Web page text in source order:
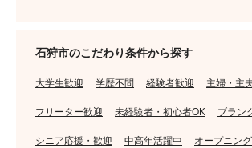
石狩市のこだわり条件から探す
大学生歓迎 学歴不問 経験者歓迎 主婦・主
フリーター歓迎 未経験者・初心者OK ブラン
シニア応援・歓迎 中高年活躍中 オープニン